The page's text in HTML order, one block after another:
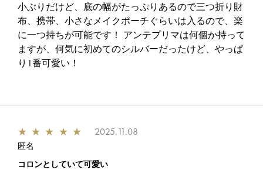
小ぶりだけど、底の幅がたっぷりあるので三つ折り財
布、携帯、小さなメイクポーチぐらいは入るので、楽
に一つ持ちが可能です！ アンテプリマは何個か持って
ますが、何気に初めてのシルバーだったけど、やっぱ
り1番可愛い！
★ ★ ★ ★ ★ 2025.11.08
匿名
コロンとしていて可愛い